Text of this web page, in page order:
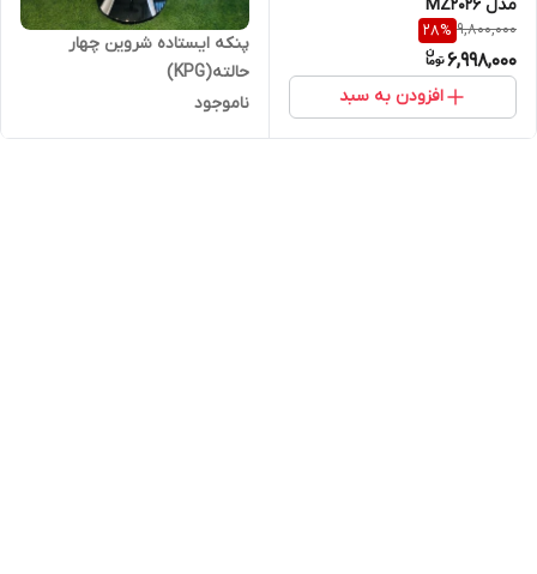
مدل MZ2026
9,800,000
28%
6,998,000
افزودن به سبد
پنکه ایستاده شروین چهار
حالته(KPG)
ناموجود